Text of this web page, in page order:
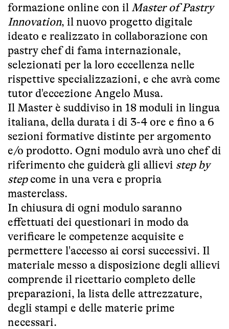
formazione online con il Master of Pastry
Innovation, il nuovo progetto digitale
ideato e realizzato in collaborazione con
pastry chef di fama internazionale,
selezionati per la loro eccellenza nelle
rispettive specializzazioni, e che avrà come
tutor d'eccezione Angelo Musa.
Il Master è suddiviso in 18 moduli in lingua
italiana, della durata i di 3-4 ore e fino a 6
sezioni formative distinte per argomento
e/o prodotto. Ogni modulo avrà uno chef di
riferimento che guiderà gli allievi step by
stepcome in una vera e propria
masterclass.
In chiusura di ogni modulo saranno
effettuati dei questionari in modo da
verificare le competenze acquisite e
permettere l'accesso ai corsi successivi. Il
materiale messo a disposizione degli allievi
comprende il ricettario completo delle
preparazioni, la lista delle attrezzature,
degli stampi e delle materie prime
necessari.